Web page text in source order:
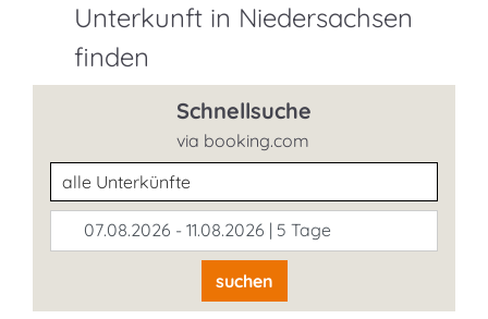
Unterkunft in Niedersachsen
finden
Schnellsuche
via booking.com
Unterkunftsart
07.08.2026 - 11.08.2026 | 5 Tage
suchen